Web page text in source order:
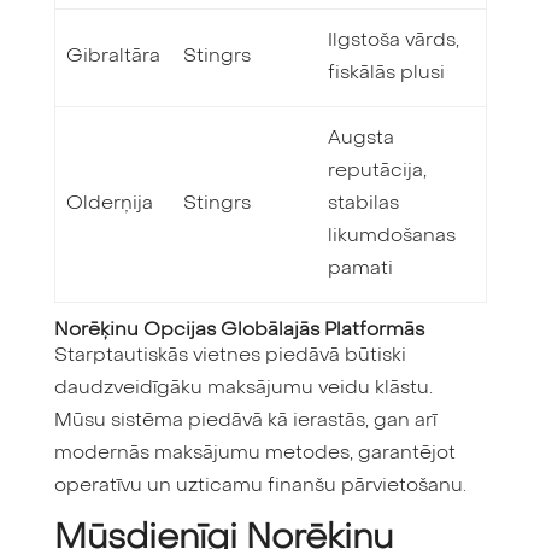
Gibraltāra Stingrs
Ilgstoša vārds,
fiskālās plusi
Olderņija Stingrs
Augsta
reputācija,
stabilas
likumdošanas
pamati
Norēķinu Opcijas Globālajās Platformās
Starptautiskās vietnes piedāvā būtiski
daudzveidīgāku maksājumu veidu klāstu.
Mūsu sistēma piedāvā kā ierastās, gan arī
modernās maksājumu metodes, garantējot
operatīvu un uzticamu finanšu pārvietošanu.
Mūsdienīgi Norēķinu